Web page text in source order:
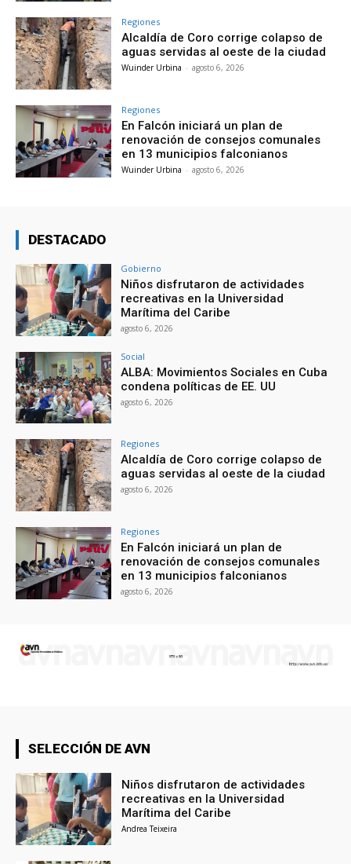
Regiones
Alcaldía de Coro corrige colapso de
aguas servidas al oeste de la ciudad
Wuinder Urbina - agosto 6, 2026
Regiones
En Falcón iniciará un plan de
renovación de consejos comunales
en 13 municipios falconianos
Wuinder Urbina - agosto 6, 2026
DESTACADO
Gobierno
Niños disfrutaron de actividades
recreativas en la Universidad
Marítima del Caribe
agosto 6, 2026
Social
ALBA: Movimientos Sociales en Cuba
condena políticas de EE. UU
agosto 6, 2026
Regiones
Alcaldía de Coro corrige colapso de
aguas servidas al oeste de la ciudad
agosto 6, 2026
Regiones
En Falcón iniciará un plan de
renovación de consejos comunales
en 13 municipios falconianos
agosto 6, 2026
SELECCIÓN DE AVN
Niños disfrutaron de actividades
recreativas en la Universidad
Marítima del Caribe
Andrea Teixeira